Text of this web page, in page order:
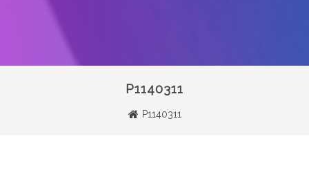
P1140311
P1140311